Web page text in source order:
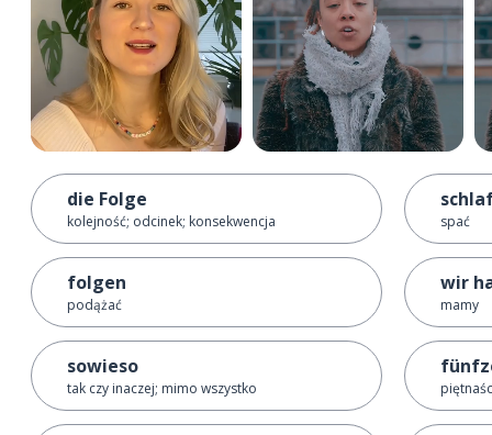
die Folge
kolejność; odcinek; konsekwencja
folgen
podążać
sowieso
tak czy inaczej; mimo wszystko
spać
wir
mamy